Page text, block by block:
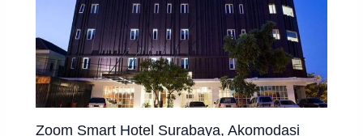
Zoom Smart Hotel Surabaya, Akomodasi